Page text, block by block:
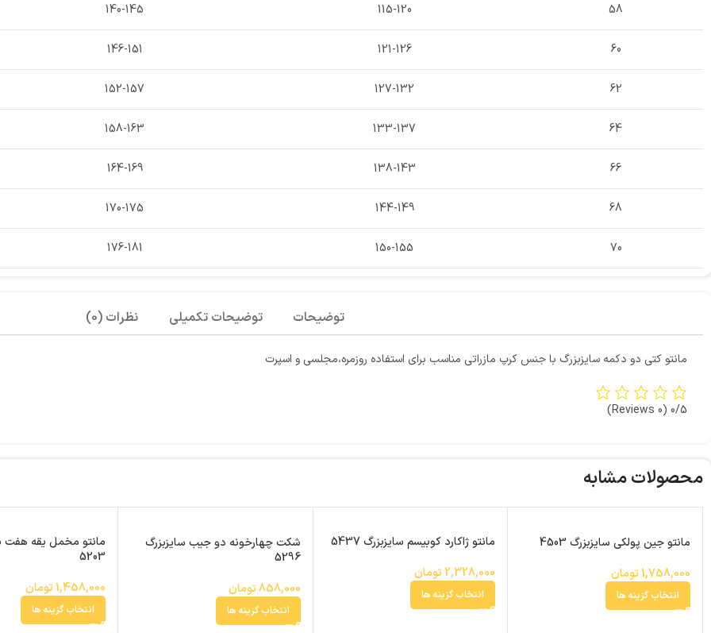
58
115-120
140-145
60
121-126
146-151
62
127-132
152-157
64
133-137
158-163
66
138-143
164-169
68
144-149
170-175
70
150-155
176-181
توضیحات توضیحات تکمیلی نظرات (0)
مانتو کتی دو دکمه سایزبزرگ با جنس کرپ مازراتی مناسب برای استفاده روزمره،مجلسی و اسپرت
0/5
(0 Reviews)
محصولات مشابه
مانتو جین پولکی سایزبزرگ 4503
1,758,000تومان
انتخاب گزینه ها
مانتو ژاکارد کوبیسم سایزبزرگ 5437
2,328,000تومان
انتخاب گزینه ها
شکت چهارخونه دو جیب سایزبزرگ
5296
858,000تومان
انتخاب گزینه ها
مانتو مخمل یقه هفت
5203
1,458,000تومان
انتخاب گزینه ها